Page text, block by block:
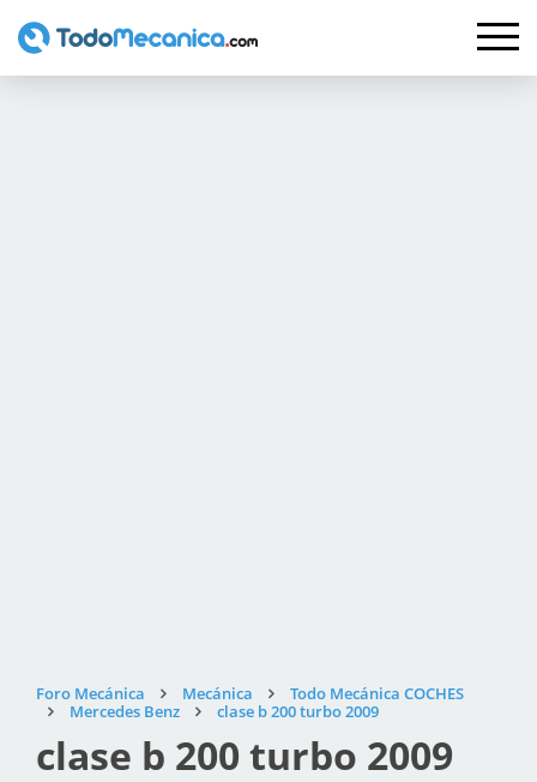
Foro Mecánica Mecánica
Todo Mecánica COCHES
Mercedes Benz
clase b 200 turbo 2009
clase b 200 turbo 2009